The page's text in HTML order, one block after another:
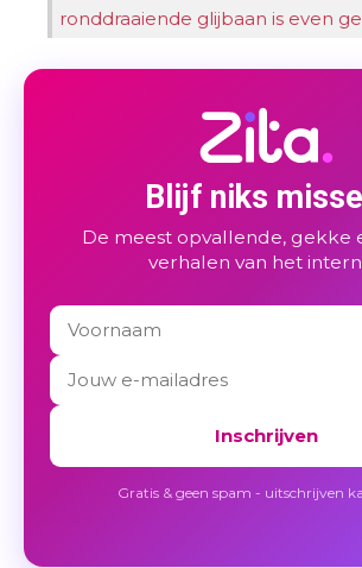
ronddraaiende glijbaan is even
Blijf niks
De meest opvallende, gekke
verhalen van het
Inschrijven
Gratis & geen spam - uitschrijven